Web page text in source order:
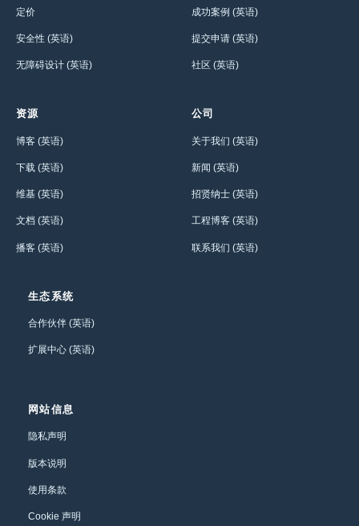
定价
安全性 (英语)
无障碍设计 (英语)
成功案例 (英语)
提交申请 (英语)
社区 (英语)
资源
博客 (英语)
下载 (英语)
维基 (英语)
文档 (英语)
播客 (英语)
公司
关于我们 (英语)
新闻 (英语)
招贤纳士 (英语)
工程博客 (英语)
联系我们 (英语)
生态系统
合作伙伴 (英语)
扩展中心 (英语)
网站信息
隐私声明
版本说明
使用条款
Cookie 声明